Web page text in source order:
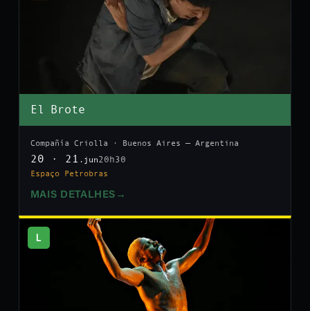
El Brote
Compañía Criolla · Buenos Aires — Argentina
20 · 21 .jun20h30
Espaço Petrobras
MAIS DETALHES →
L